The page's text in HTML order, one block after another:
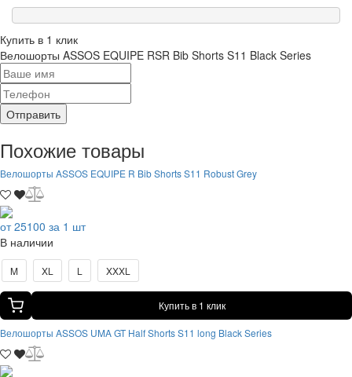
Купить в 1 клик
Велошорты ASSOS EQUIPE RSR Bib Shorts S11 Black Series
Отправить
Похожие товары
Велошорты ASSOS EQUIPE R Bib Shorts S11 Robust Grey
от 25100 за 1 шт
В наличии
M XL L XXXL
Купить в 1 клик
Велошорты ASSOS UMA GT Half Shorts S11 long Black Series